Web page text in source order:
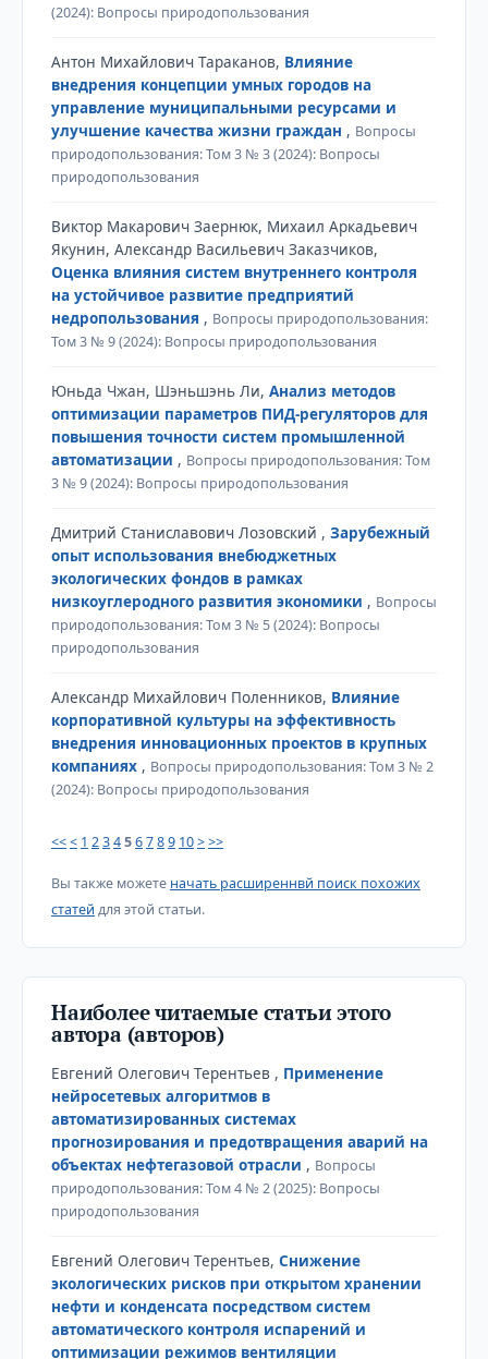
(2024): Вопросы природопользования
Антон Михайлович Тараканов, Влияние
внедрения концепции умных городов на
управление муниципальными ресурсами и
улучшение качества жизни граждан , Вопросы
природопользования: Том 3 № 3 (2024): Вопросы
природопользования
Виктор Макарович Заернюк, Михаил Аркадьевич
Якунин, Александр Васильевич Заказчиков,
Оценка влияния систем внутреннего контроля
на устойчивое развитие предприятий
недропользования , Вопросы природопользования:
Том 3 № 9 (2024): Вопросы природопользования
Юньда Чжан, Шэньшэнь Ли, Анализ методов
оптимизации параметров ПИД-регуляторов для
повышения точности систем промышленной
автоматизации , Вопросы природопользования: Том
3 № 9 (2024): Вопросы природопользования
Дмитрий Станиславович Лозовский , Зарубежный
опыт использования внебюджетных
экологических фондов в рамках
низкоуглеродного развития экономики , Вопросы
природопользования: Том 3 № 5 (2024): Вопросы
природопользования
Александр Михайлович Поленников, Влияние
корпоративной культуры на эффективность
внедрения инновационных проектов в крупных
компаниях , Вопросы природопользования: Том 3 № 2
(2024): Вопросы природопользования
<<< 1 23456789 10>>>
Вы также можете начать расширеннвй поиск похожих
статей для этой статьи.
Наиболее читаемые статьи этого
автора (авторов)
Евгений Олегович Терентьев , Применение
нейросетевых алгоритмов в
автоматизированных системах
прогнозирования и предотвращения аварий на
объектах нефтегазовой отрасли , Вопросы
природопользования: Том 4 № 2 (2025): Вопросы
природопользования
Евгений Олегович Терентьев, Снижение
экологических рисков при открытом хранении
нефти и конденсата посредством систем
автоматического контроля испарений и
оптимизации режимов вентиляции